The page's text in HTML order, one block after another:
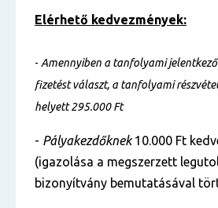
Elérhető kedvezmények:
- Amennyiben a tanfolyami
fizetést választ, a tanfolyami
helyett 295.000 Ft
- Pályakezdőknek10.000 Ft
(igazolása a megszerzett
bizonyítvány bemutatásával